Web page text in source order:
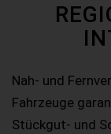
Nah- und
Fahrzeuge
Stückgut- und